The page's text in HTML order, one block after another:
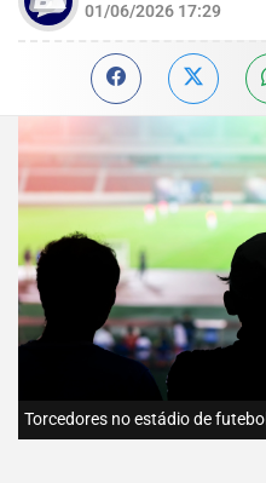
01/06/2026 17:29
Torcedores no estádio de futebol